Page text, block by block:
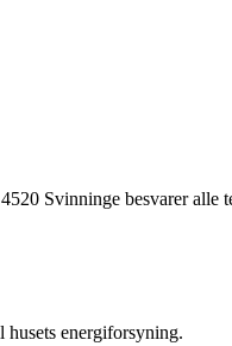
Svinninge besvarer alle
energiforsyning.